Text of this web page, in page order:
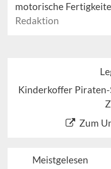
motorische
Redaktion
Kinderkoffer
Zum
Meistgelesen